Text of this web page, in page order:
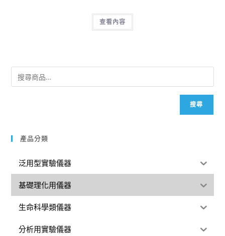
查看內容
搜尋
產品分類
泛用型實驗儀器
基礎理化用儀器
生命科學類儀器
分析用實驗儀器